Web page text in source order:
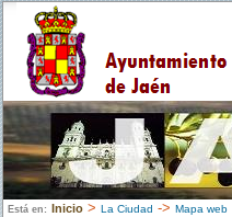
Está en: Inicio > La Ciudad -> Mapa web